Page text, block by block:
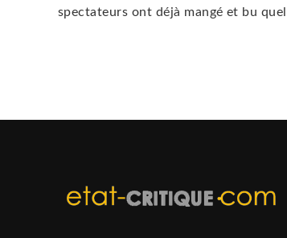
spectateurs ont déjà mangé et bu